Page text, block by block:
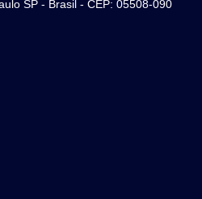
SP - Brasil - CEP: 05508-090